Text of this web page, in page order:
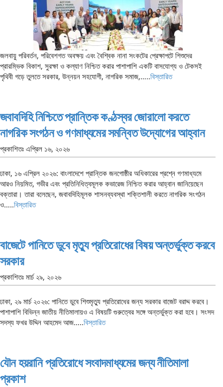
জলবায়ু পরিবর্তন, পরিবেশগত অবক্ষয় এবং বৈশ্বিক নানা সংকটের প্রেক্ষাপটে শিশুদের
প্রারম্ভিক বিকাশ, সুরক্ষা ও কল্যাণ নিশ্চিত করার পাশাপাশি একটি বাসযোগ্য ও টেকসই
পৃথিবী গড়ে তুলতে সরকার, উন্নয়ন সহযোগী, নাগরিক সমাজ,…..বিস্তারিত
জবাবদিহি নিশ্চিতে প্রান্তিক কণ্ঠস্বর জোরালো করতে
নাগরিক সংগঠন ও গণমাধ্যমের সমন্বিত উদ্যোগের আহ্বান
প্রকাশিতঃ এপ্রিল ১৬, ২০২৬
ঢাকা, ১৬ এপ্রিল ২০২৬: বাংলাদেশে প্রান্তিক জনগোষ্ঠীর অধিকারের প্রশ্নে গণমাধ্যমে
আরও নিয়মিত, গভীর এবং প্রতিনিধিত্বমূলক কভারেজ নিশ্চিত করার আহ্বান জানিয়েছেন
বক্তারা। তারা বলেছেন, জবাবদিহিমূলক শাসনব্যবস্থা শক্তিশালী করতে নাগরিক সংগঠন
ও…..বিস্তারিত
বাজেটে পানিতে ডুবে মৃত্যু প্রতিরোধের বিষয় অন্তর্ভুক্ত করবে
সরকার
প্রকাশিতঃ মার্চ ২৯, ২০২৬
ঢাকা, ২৯ মার্চ ২০২৬: পানিতে ডুবে শিশুমৃত্যু প্রতিরোধের জন্য সরকার বাজেট বরাদ্দ করবে।
পাশাপাশি বিভিন্ন জাতীয় নীতিমালায়ও এ বিষয়টি গুরুত্বের সঙ্গে অন্তর্ভুক্ত করা হবে। সংসদ
সদস্য ফখর উদ্দিন আহমেদ আজ…..বিস্তারিত
যৌন হয়রানি প্রতিরোধে সংবাদমাধ্যমের জন্য নীতিমালা
প্রকাশ